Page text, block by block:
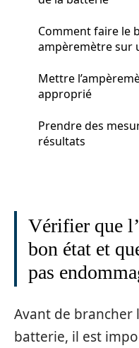
Comment faire le
ampèremètre sur
Mettre
approprié
Prendre des
résultats
Vérifier que
bon état et
pas
Avant de brancher
batterie, il est